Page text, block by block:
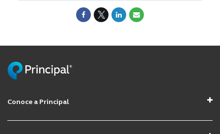
Conoce a Principal